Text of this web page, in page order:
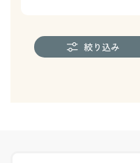
絞り込み